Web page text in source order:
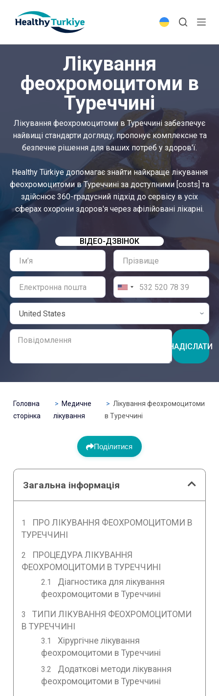
p
e
Лікування
феохромоцитоми в
Туреччині
Лікування феохромоцитоми в Туреччині забезпечує
найвищі стандарти догляду, пропонує комплексне та
безпечне рішення для ваших потреб у здоров'ї.
Healthy Türkiye допомагає знайти найкраще лікування
феохромоцитоми в Туреччині за доступними [costs] та
здійснює 360-градусний підхід до сервісу в усіх
сферах охорони здоров'я через афілійовані лікарні.
ВІДЕО-ДЗВІНОК
НАДІСЛАТИ
Головна
сторінка
Медичне
лікування
Лікування феохромоцитоми
в Туреччині
Поділитися
Загальна інформація
ПРО ЛІКУВАННЯ ФЕОХРОМОЦИТОМИ В
ТУРЕЧЧИНІ
ПРОЦЕДУРА ЛІКУВАННЯ
ФЕОХРОМОЦИТОМИ В ТУРЕЧЧИНІ
Діагностика для лікування
феохромоцитоми в Туреччині
ТИПИ ЛІКУВАННЯ ФЕОХРОМОЦИТОМИ
В ТУРЕЧЧИНІ
Хірургічне лікування
феохромоцитоми в Туреччині
Додаткові методи лікування
феохромоцитоми в Туреччині